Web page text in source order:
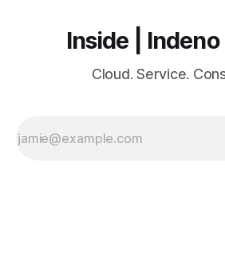
Inside | Indeno
Cloud. Service.